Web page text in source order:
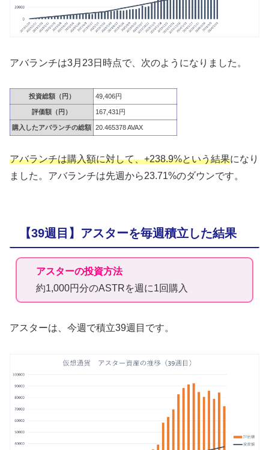
アバランチは3月23日時点で、次のようになりました。
投資総額（円） 49,406円
評価額（円） 167,431円
購入したアバランチの総額 20.465378 AVAX
アバランチは購入額に対して、+238.9%という結果になり
ました。アバランチは先週から23.71%のダウンです。
【39週目】アスターを毎週積立した結果
アスターの投資方法
約1,000円分のASTRを週に1回購入
アスターは、今週で積立39週目です。